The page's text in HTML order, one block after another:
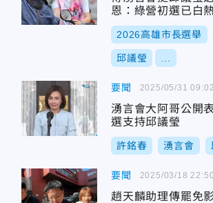
恩：綠營初選已白
2026高雄市長選舉
邱議瑩
要聞
湧言會大阿哥公開
選支持邱議瑩
許銘春 湧言會
2025/05/31 09:02
要聞
趙天麟助理傳罷免
2025/03/18 22:50